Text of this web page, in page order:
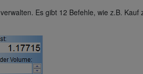
Es gibt 12 Befehle, wie z.B. Kauf